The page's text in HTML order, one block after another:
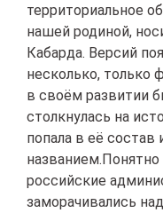
территориальное
нашей родиной,
Кабарда. Версий
несколько, только
в своём развитии
столкнулась на
попала в её
названием.Понятно
российские
заморачивались